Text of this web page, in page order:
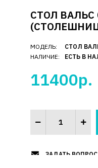
СТОЛ ВАЛЬС
МОДЕЛЬ:
НАЛИЧИЕ:
СТОЛ
ЕСТЬ В
11400р.
ЗАДАТЬ